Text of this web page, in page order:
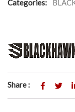
Categories:
Share :